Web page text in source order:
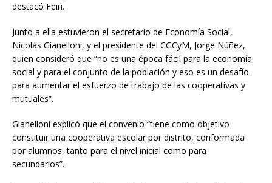
destacó Fein.
Junto a ella estuvieron el secretario de Economía Social,
Nicolás Gianelloni, y el presidente del CGCyM, Jorge Núñez,
quien consideró que “no es una época fácil para la economía
social y para el conjunto de la población y eso es un desafío
para aumentar el esfuerzo de trabajo de las cooperativas y
mutuales”.
Gianelloni explicó que el convenio “tiene como objetivo
constituir una cooperativa escolar por distrito, conformada
por alumnos, tanto para el nivel inicial como para
secundarios”.